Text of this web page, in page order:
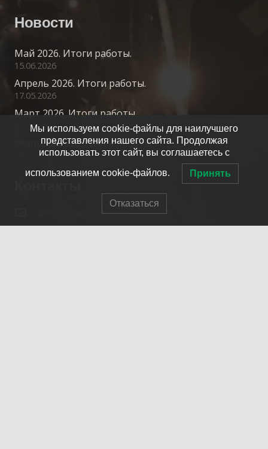
Новости
Май 2026. Итоги работы.
15.06.2026
Апрель 2026. Итоги работы.
17.05.2026
Март 2026. Итоги работы.
15.04.2026
Февраль 2026. Итоги работы.
20.03.2026
info@spasrezerv.ru
Мы используем cookie-файлы для наилучшего
представления нашего сайта. Продолжая
использовать этот сайт, вы соглашаетесь с
использованием cookie-файлов. Принять
Отказаться